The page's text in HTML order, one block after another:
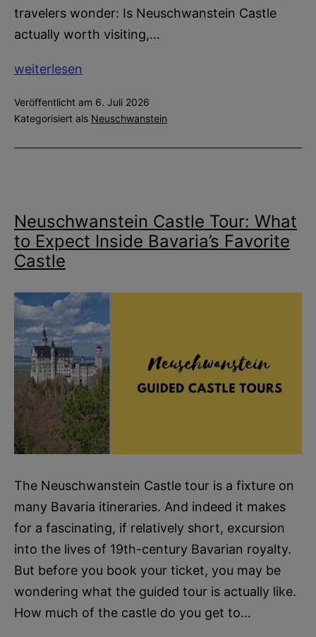
travelers wonder: Is Neuschwanstein Castle
actually worth visiting,…
Is
Castle
Worth
It?
weiterlesen
Veröffentlicht am 6. Juli 2026
Kategorisiert als Neuschwanstein
Neuschwanstein Castle Tour: What
to Expect Inside Bavaria’s Favorite
Castle
The Neuschwanstein Castle tour is a fixture on
many Bavaria itineraries. And indeed it makes
for a fascinating, if relatively short, excursion
into the lives of 19th-century Bavarian royalty.
But before you book your ticket, you may be
wondering what the guided tour is actually like.
How much of the castle do you get to…